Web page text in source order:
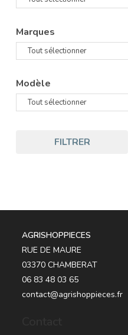
Marques
Modèle
FILTRER
AGRISHOPPIECES
RUE DE MAURE
03370 CHAMBERAT
06 83 48 03 65
contact@agrishoppieces.fr